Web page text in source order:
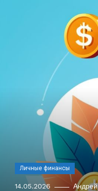
Личные финансы
14.05.2026 Андрей